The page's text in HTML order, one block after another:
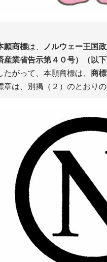
願商標は、
ノルウェー王国
産業省告示第４０号）（以
がって、本願商標は、 商
章は、別掲（２）のとおり